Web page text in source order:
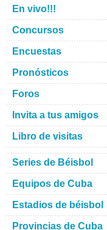
En vivo!!!
Concursos
Encuestas
Pronósticos
Foros
Invita a tus amigos
Libro de visitas
Series de Béisbol
Equipos de Cuba
Estadios de béisbol
Provincias de Cuba